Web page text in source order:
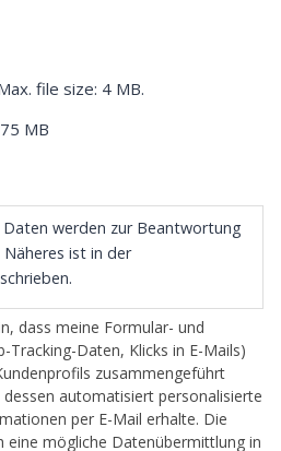
file size: 4 MB.
MB
werden zur Beantwortung
ist in der
dass meine Formular- und
Tracking-Daten, Klicks in E-Mails)
zusammengeführt
automatisiert personalisierte
per E-Mail erhalte. Die
eine mögliche Datenübermittlung in